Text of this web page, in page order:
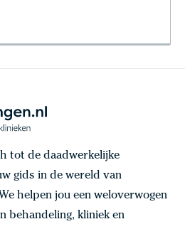
tot de daadwerkelijke
gids in de wereld van
helpen jou een weloverwogen
behandeling, kliniek en